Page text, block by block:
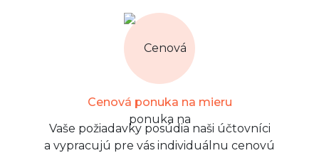
Cenová ponuka na mieru
Vaše požiadavky posúdia naši účtovníci
a vypracujú pre vás individuálnu cenovú